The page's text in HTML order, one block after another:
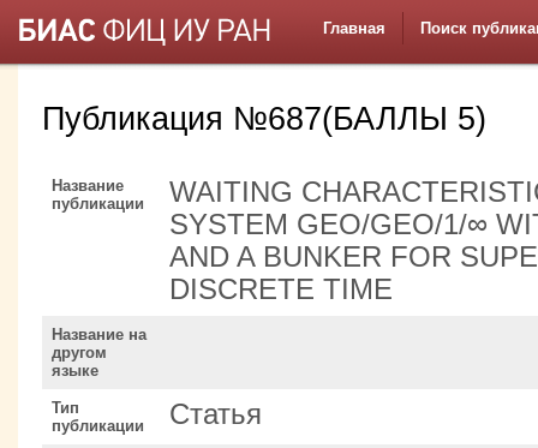
Главная Поиск
Публикация №687(БАЛЛЫ 5)
Название
публикации
WAITING
SYSTEM GEO/GEO/1/∞
AND A BUNKER FOR
DISCRETE TIME
Название на
другом
языке
Тип
публикации
Статья